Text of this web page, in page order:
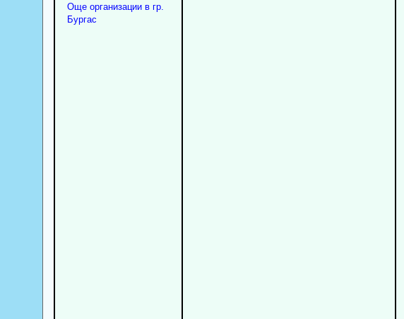
Още организации в гр.
Бургас